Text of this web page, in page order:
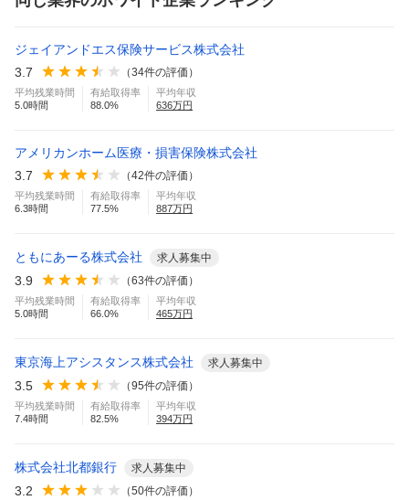
ジェイアンドエス保険サービス株式会社
3.7
（34件の評価）
平均残業時間
5.0時間
有給取得率
88.0%
平均年収
636万円
アメリカンホーム医療・損害保険株式会社
3.7
（42件の評価）
平均残業時間
6.3時間
有給取得率
77.5%
平均年収
887万円
ともにあーる株式会社 求人募集中
3.9 （63件の評価）
平均残業時間
5.0時間
有給取得率
66.0%
平均年収
465万円
東京海上アシスタンス株式会社 求人募集中
3.5 （95件の評価）
平均残業時間
7.4時間
有給取得率
82.5%
平均年収
394万円
株式会社北都銀行 求人募集中
3.2 （50件の評価）